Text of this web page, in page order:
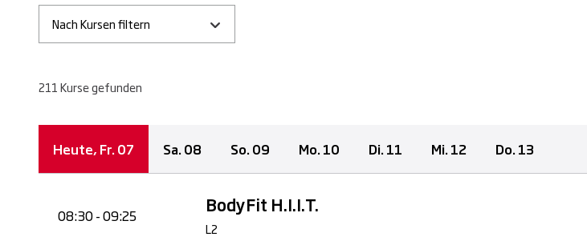
Nach Kursen filtern
211 Kursegefunden
Heute, Fr.07 Sa.08 So.09 Mo.10 Di.11 Mi.12 Do.13
08:30 - 09:25 BodyFit H.I.I.T.
L2